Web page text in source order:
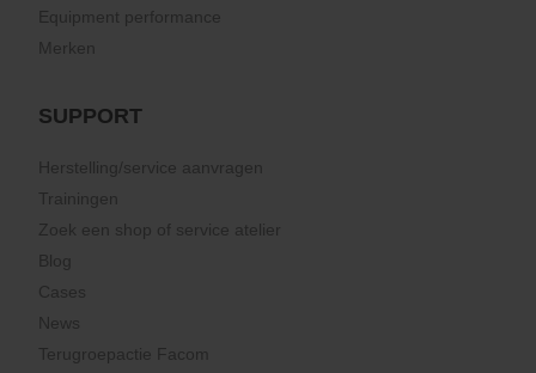
Equipment performance
Merken
SUPPORT
Herstelling/service aanvragen
Trainingen
Zoek een shop of service atelier
Blog
Cases
News
Terugroepactie Facom